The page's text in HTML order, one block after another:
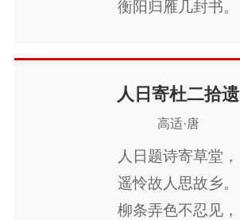
大漠穷秋塞草腓，
力尽关山未解围。
铁衣远戍辛勤久，
玉箸应啼别离后。
少妇城南欲断肠，
征人蓟北空回首。
衡阳归雁几封书。
白帝城边古木疏。
圣代即今多雨露，
暂时分手莫踌躇。
人日寄杜二拾遗
高适·唐
人日题诗寄草堂，
遥怜故人思故乡。
柳条弄色不忍见，